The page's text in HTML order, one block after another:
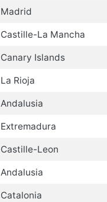
Madrid
Castille-La Mancha
Canary Islands
La Rioja
Andalusia
Extremadura
Castille-Leon
Andalusia
Catalonia